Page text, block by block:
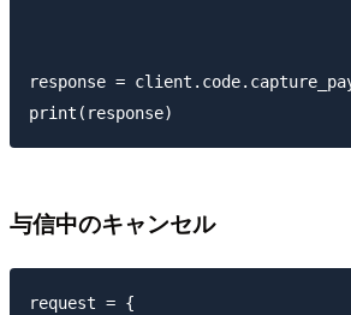
response =
与信中のキャンセル
request = {